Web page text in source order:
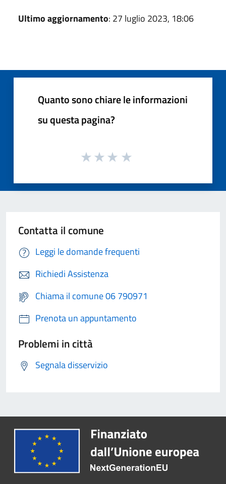
Ultimo aggiornamento: 27 luglio 2023, 18:06
Quanto sono chiare le informazioni
su questa pagina?
Contatta il comune
Leggi le domande frequenti
Richiedi Assistenza
Chiama il comune 06 790971
Prenota un appuntamento
Problemi in città
Segnala disservizio